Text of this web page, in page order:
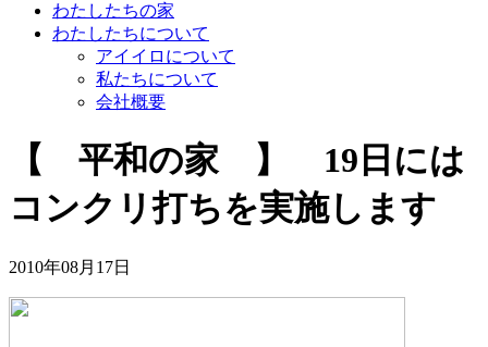
わたしたちの家
わたしたちについて
アイイロについて
私たちについて
会社概要
【 平和の家 】 19日には
コンクリ打ちを実施します
2010年08月17日